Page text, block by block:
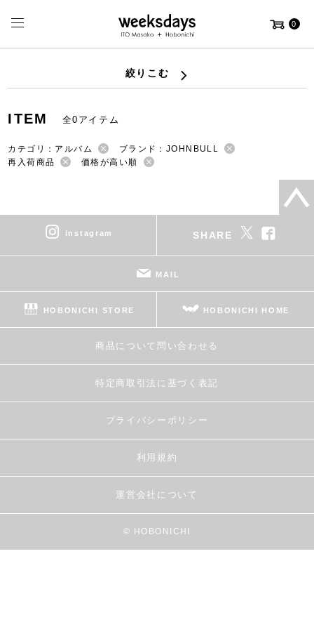
0
絞りこむ
ITEM 全0アイテム
カテゴリ：アルバム
ブランド：JOHNBULL
再入荷商品
価格が高い順
instagram SHARE
MAIL
HOBONICHI STORE HOBONICHI HOME
商品について問い合わせる
特定商取引法に基づく表記
プライバシーポリシー
利用規約
運営会社について
© HOBONICHI